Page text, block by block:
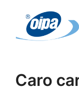
contenuto
Caro